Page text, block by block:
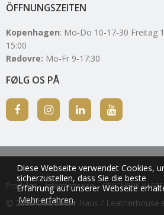
Diese Webseite verwendet Cookies,
sicherzustellen, dass Sie die beste
Erfahrung auf unserer Webseite
Mehr erfahren.
ÖFFNUNGSZEITEN
Kopenhagen: Mo-Do 10-17-30 Freitag
15:00
Rødovre: Mo-Fr 9-17:30
FØLG OS PÅ
Produkte Informationen GESCHENK-KARTE
2026 Das Leder Haus /